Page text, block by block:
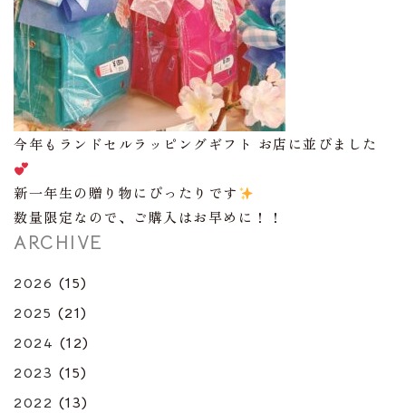
今年もランドセルラッピングギフト お店に並びました
新一年生の贈り物にぴったりです
数量限定なので、ご購入はお早めに！！
ARCHIVE
2026 (15)
2025 (21)
2024 (12)
2023 (15)
2022 (13)